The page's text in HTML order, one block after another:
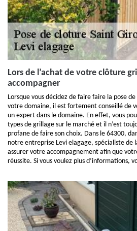
Lors de l’achat de votre clôture
accompagner
Lorsque vous décidez de faire faire la pose
votre domaine, il est fortement conseillé de
un expert dans le domaine. En effet, vous
types de grillage sur le marché et il n’est
profane de faire son choix. Dans le 64300,
notre entreprise Levi elagage, spécialiste de
assurer votre accompagnement afin que
réussite. Si vous voulez plus d’informations,